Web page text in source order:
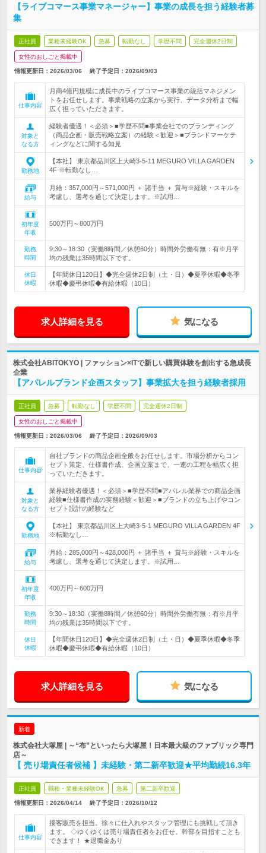
【ライブコマース事業マネージャー】事業の成長を担う経験者募
集
正社員 業種未経験OK 急募 転勤なし 学歴不問 完全週休2日制
女性のおしごと掲載中
情報更新日：2026/03/06 終了予定日： 2026/09/03
仕事内容
月商4億円規模に成長中のライブコマース事業の統括マネジメン
トをお任せします。事業戦略の立案から実行、データ分析まで幅
広く担っていただきます。
対象と
なる方
経験者優遇！＜必須＞■学歴不問■事業会社でのブランディング
（商品企画・販売戦略立案）の経験＜歓迎＞■ブランドマーケテ
ィングなどに関する知見
勤務地
【本社】 東京都品川区上大崎3-5-11 MEGURO VILLA GARDEN
4F ※転勤なし…
給与
月給：357,000円～571,000円 ＋ 諸手当 ＋ 賞与※経験・スキルを
考慮し、選考を通じて決定します。※試用…
初年度
年収
500万円～800万円
勤務
時間
9:30～18:30（実働8時間／休憩60分）時間外労働有無：有※月平
均の残業は35時間以下です。
休日
休暇
【年間休日120日】◆完全週休2日制（土・日）◆夏季休暇◆冬季
休暇◆慶弔休暇◆有給休暇（10日）
求人詳細を見る 気になる
株式会社ABITOKYO | ファッション×ITで新しい購買体験を創出する急成長
企業
【アパレルブランド企画スタッフ】事業拡大を担う経験者採用
正社員 急募 転勤なし 学歴不問 完全週休2日制
女性のおしごと掲載中
情報更新日：2026/03/06 終了予定日： 2026/09/03
仕事内容
自社ブランドの商品企画全般をお任せします。市場分析からコン
セプト策定、仕様書作成、企画立案まで、一連の工程を幅広く担
っていただきます。
対象と
なる方
業界経験者優遇！＜必須＞■学歴不問■アパレル業界での商品企画
経験■仕様書作成の実務経験＜歓迎＞■ブランドの立ち上げやコン
セプト設計の経験など
勤務地
【本社】 東京都品川区上大崎3-5-1 MEGURO VILLA GARDEN 4F
※転勤なし…
給与
月給：285,000円～428,000円 ＋ 諸手当 ＋ 賞与※経験・スキルを
考慮し、選考を通じて決定します。※試用…
初年度
年収
400万円～600万円
勤務
時間
9:30～18:30（実働8時間／休憩60分）時間外労働有無：有※月平
均の残業は35時間以下です。
休日
休暇
【年間休日120日】◆完全週休2日制（土・日）◆夏季休暇◆冬季
休暇◆慶弔休暇◆有給休暇（10日）
求人詳細を見る 気になる
新着
株式会社大塚屋 | ～“布”といったら大塚屋！日本最大級のファブリック専門
店～
【 売り場責任者候補 】未経験・第二新卒歓迎★平均勤続16.3年
正社員 職種・業種未経験OK 急募 第二新卒歓迎
情報更新日：2026/04/14 終了予定日： 2026/10/12
仕事内容
接客販売を担当。徐々に仕入れやスタッフ管理にも挑戦して頂き
ます。 ◇ゆくゆくは売り場責任者をお任せ。幹部を目指すことも
できます！ ★退職金あり